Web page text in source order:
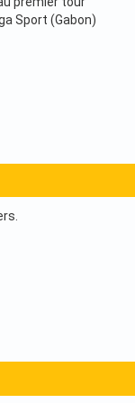
Sport (Gabon)